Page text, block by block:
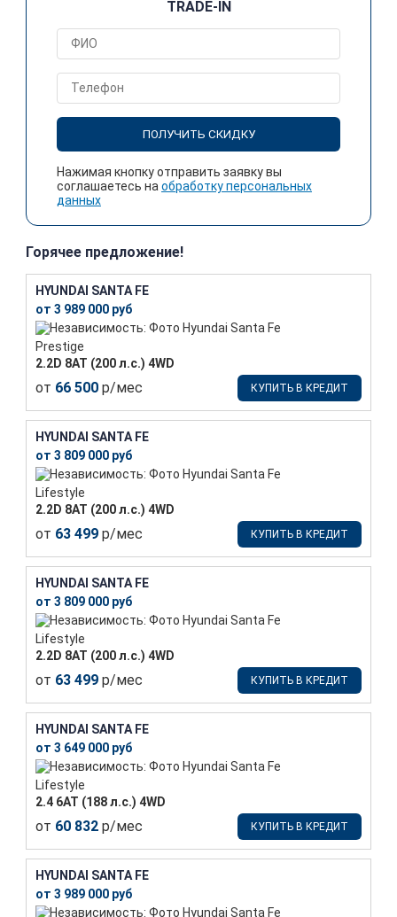
TRADE-IN
ПОЛУЧИТЬ СКИДКУ
Нажимая кнопку отправить заявку вы
соглашаетесь на обработку персональных
данных
Горячее предложение!
HYUNDAI SANTA FE
от 3 989 000 руб
Prestige
2.2D 8АТ (200 л.с.) 4WD
от 66 500 р/мес КУПИТЬ В КРЕДИТ
HYUNDAI SANTA FE
от 3 809 000 руб
Lifestyle
2.2D 8АТ (200 л.с.) 4WD
от 63 499 р/мес КУПИТЬ В КРЕДИТ
HYUNDAI SANTA FE
от 3 809 000 руб
Lifestyle
2.2D 8АТ (200 л.с.) 4WD
от 63 499 р/мес КУПИТЬ В КРЕДИТ
HYUNDAI SANTA FE
от 3 649 000 руб
Lifestyle
2.4 6АТ (188 л.с.) 4WD
от 60 832 р/мес КУПИТЬ В КРЕДИТ
HYUNDAI SANTA FE
от 3 989 000 руб